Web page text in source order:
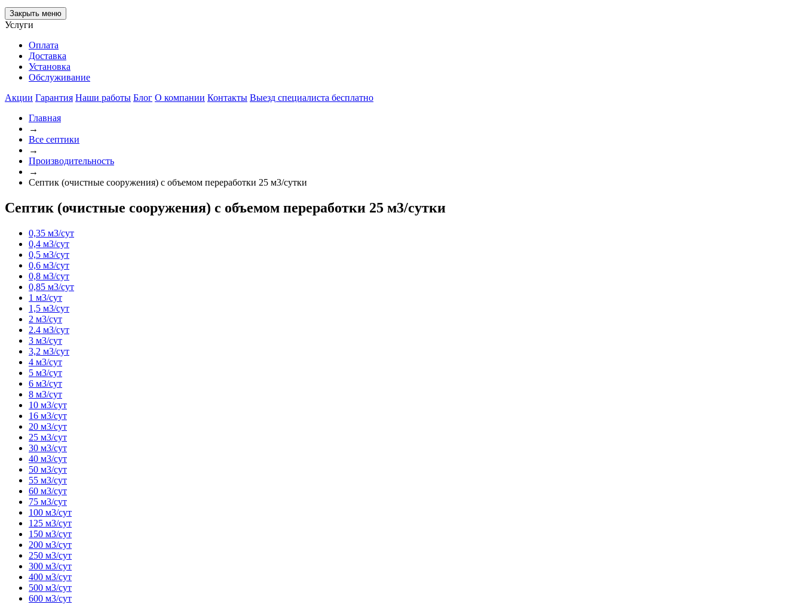
Закрыть меню
Услуги
Оплата
Доставка
Установка
Обслуживание
Акции Гарантия Наши работы Блог О компании Контакты Выезд специалиста бесплатно
Главная
→
Все септики
→
Производительность
→
Септик (очистные сооружения) с объемом переработки 25 м3/сутки
Септик (очистные сооружения) с объемом переработки 25 м3/сутки
0,35 м3/сут
0,4 м3/сут
0,5 м3/сут
0,6 м3/сут
0,8 м3/сут
0,85 м3/сут
1 м3/сут
1,5 м3/сут
2 м3/сут
2.4 м3/сут
3 м3/сут
3,2 м3/сут
4 м3/сут
5 м3/сут
6 м3/сут
8 м3/сут
10 м3/сут
16 м3/сут
20 м3/сут
25 м3/сут
30 м3/сут
40 м3/сут
50 м3/сут
55 м3/сут
60 м3/сут
75 м3/сут
100 м3/сут
125 м3/сут
150 м3/сут
200 м3/сут
250 м3/сут
300 м3/сут
400 м3/сут
500 м3/сут
600 м3/сут